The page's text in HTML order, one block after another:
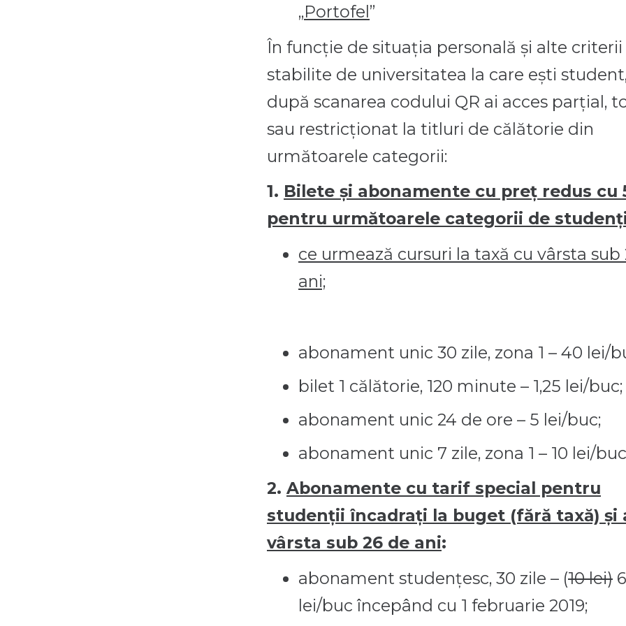
„Portofel”
În funcţie de situaţia personală şi alte criterii
stabilite de universitatea la care eşti
după scanarea codului QR ai acces parţial,
sau restricţionat la titluri de călătorie din
următoarele categorii:
1. Bilete şi abonamente cu preţ redus cu
pentru următoarele categorii de
ce urmează cursuri la taxă cu vârsta sub
ani;
abonament unic 30 zile, zona 1 – 40 lei/
bilet 1 călătorie, 120 minute – 1,25 lei/buc;
abonament unic 24 de ore – 5 lei/buc;
abonament unic 7 zile, zona 1 – 10 lei/
2. Abonamente cu tarif special pentru
studenții încadrați la buget (fără taxă) și
vârsta sub 26 de ani:
abonament studențesc, 30 zile – (10 lei) 6
lei/buc începând cu 1 februarie 2019;